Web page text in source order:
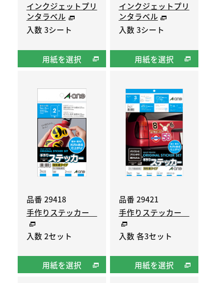
インクジェットプリ
ンタラベル
入数 3シート
用紙を選択
インクジェットプリ
ンタラベル
入数 3シート
用紙を選択
品番 29418
手作りステッカー
入数 2セット
用紙を選択
品番 29421
手作りステッカー
入数 各3セット
用紙を選択